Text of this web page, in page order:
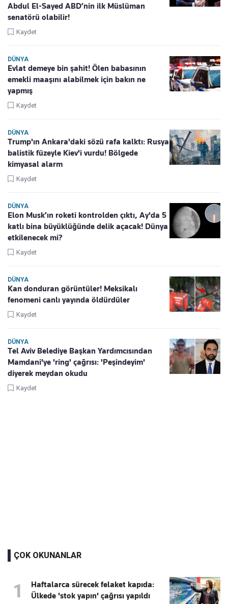
Abdul El-Sayed ABD’nin ilk Müslüman
senatörü olabilir!
Kaydet
DÜNYA
Evlat demeye bin şahit! Ölen babasının
emekli maaşını alabilmek için bakın ne
yapmış
Kaydet
DÜNYA
Trump'ın Ankara'daki sözü rafa kalktı: Rusya
balistik füzeyle Kiev'i vurdu! Bölgede
kimyasal alarm
Kaydet
DÜNYA
Elon Musk’ın roketi kontrolden çıktı, Ay'da 5
katlı bina büyüklüğünde delik açacak! Dünya
etkilenecek mi?
Kaydet
DÜNYA
Kan donduran görüntüler! Meksikalı
fenomeni canlı yayında öldürdüler
Kaydet
DÜNYA
Tel Aviv Belediye Başkan Yardımcısından
Mamdani'ye 'ring' çağrısı: 'Peşindeyim'
diyerek meydan okudu
Kaydet
ÇOK OKUNANLAR
1
Haftalarca sürecek felaket kapıda:
Ülkede 'stok yapın' çağrısı yapıldı